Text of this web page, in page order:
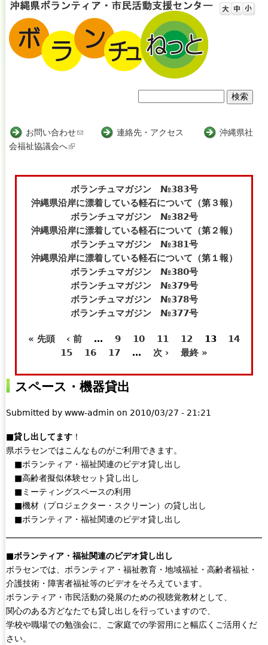
Jump to navigation
索
ォ
ー
ム
お問い合わせ(
n
k
s
e
n
d
s
e
-
m
a
l
連絡先・アクセス
沖縄県社
会福祉協議会へ(
i
n
k
s
e
x
e
n
l
)
ボランチュマガジン №383号
沖縄県沿岸に漂着している軽石について（第３報）
ボランチュマガジン №382号
沖縄県沿岸に漂着している軽石について（第２報）
ボランチュマガジン №381号
沖縄県沿岸に漂着している軽石について（第１報）
ボランチュマガジン №380号
ボランチュマガジン №379号
ボランチュマガジン №378号
ボランチュマガジン №377号
ペ
ジ
« 先頭 ‹ 前 … 9 10 11 12 13
14
15
16 17 … 次 › 最終 »
スペース・機器貸出
Submitted by www-admin on 2010/03/27 - 21:21
■貸し出してます ！
県ボラセンではこんなものがご利用できます。
■ボランティア・福祉関連のビデオ貸し出し
■高齢者擬似体験セット貸し出し
■ミーティングスペースの利用
■機材（プロジェクター・スクリーン）の貸し出し
■ボランティア・福祉関連のビデオ貸し出し
■ボランティア・福祉関連のビデオ貸し出し
ボラセンでは、ボランティア・福祉教育・地域福祉・高齢者福祉・
介護技術・障害者福祉等のビデオをそろえています。
ボランティア・市民活動の発展のための視聴覚教材として、
関心のある方どなたでも貸し出しを行っていますので、
学校や職場での勉強会に、ご家庭での学習用にと幅広くご活用くだ
さい。